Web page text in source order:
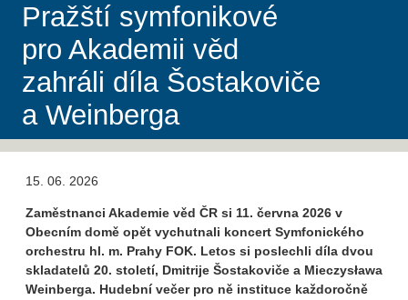
Pražští symfonikové
pro Akademii věd
zahráli díla Šostakoviče
a Weinberga
15. 06. 2026
Zaměstnanci Akademie věd ČR si 11. června 2026 v
Obecním domě opět vychutnali koncert Symfonického
orchestru hl. m. Prahy FOK. Letos si poslechli díla dvou
skladatelů 20. století, Dmitrije Šostakoviče a Mieczysława
Weinberga. Hudební večer pro ně instituce každoročně